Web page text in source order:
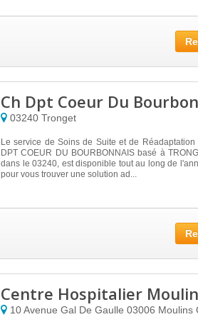
Ch Dpt Coeur Du
03240 Tronget
Le service de Soins de Suite et de Réadaptation
DPT COEUR DU BOURBONNAIS basé à
dans le 03240, est disponible tout au long de
pour vous trouver une solution ad...
Centre Hospitalier
10 Avenue Gal De Gaulle 03006 Moulins